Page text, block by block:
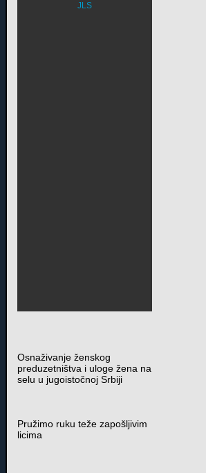
JLS
Osnaživanje ženskog
preduzetništva i uloge žena na
selu u jugoistočnoj Srbiji
Pružimo ruku teže zapošljivim
licima